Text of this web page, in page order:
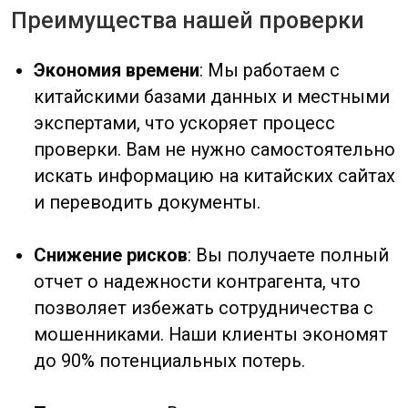
Кому нужна эта услуга?
поставщиков в Китае
: Проверка
контрагента перед первой сделкой
помогает избежать обмана и
финансовых потерь.
Компаниям, планирующим крупные